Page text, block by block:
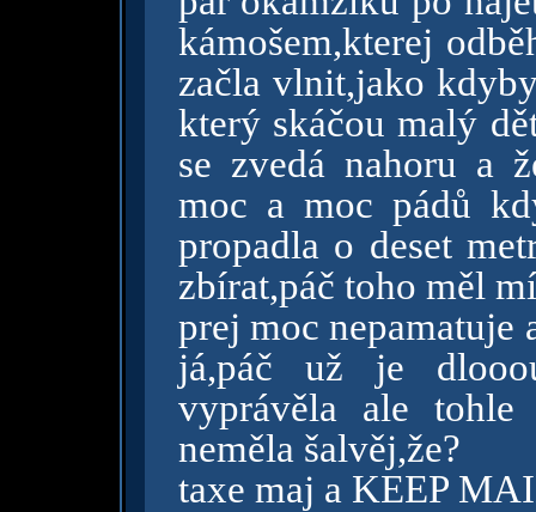
kámošem,kterej
začla vlnit,jako
který skáčou malý
se zvedá nahoru a
moc a moc pádů
propadla o deset
zbírat,páč toho měl
prej moc nepamatuje
já,páč už je
vyprávěla ale tohle
neměla šalvěj,že?
taxe maj a KEEP